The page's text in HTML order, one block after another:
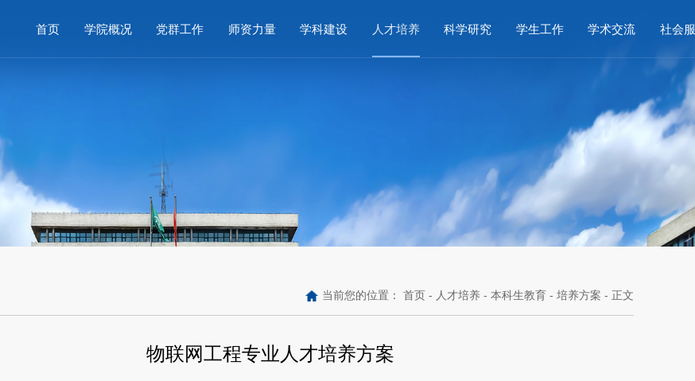
首页 学院概况 党群工作 师资力量 学科建设 人才培养 科学研究 学生工作 学术交流 社会
当前您的位置： 首页 - 人才培养 - 本科生教育 - 培养方案 - 正文
物联网工程专业人才培养方案